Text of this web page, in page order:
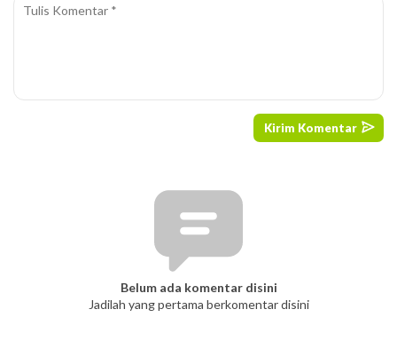
Belum ada komentar disini
Jadilah yang pertama berkomentar disini